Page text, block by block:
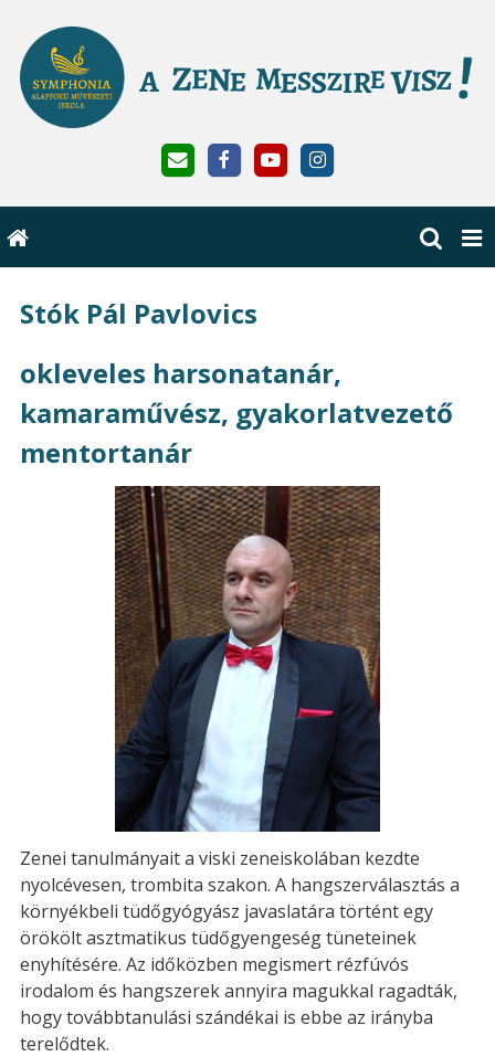
Stók Pál Pavlovics
okleveles harsonatanár,
kamaraművész, gyakorlatvezető
mentortanár
Zenei tanulmányait a viski zeneiskolában kezdte
nyolcévesen, trombita szakon. A hangszerválasztás a
környékbeli tüdőgyógyász javaslatára történt egy
örökölt asztmatikus tüdőgyengeség tüneteinek
enyhítésére. Az időközben megismert rézfúvós
irodalom és hangszerek annyira magukkal ragadták,
hogy továbbtanulási szándékai is ebbe az irányba
terelődtek.